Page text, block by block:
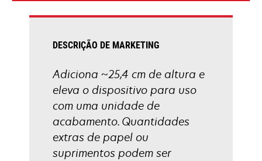
DESCRIÇÃO DE MARKETING
Adiciona ~25,4 cm de altura e
eleva o dispositivo para uso
com uma unidade de
acabamento. Quantidades
extras de papel ou
suprimentos podem ser